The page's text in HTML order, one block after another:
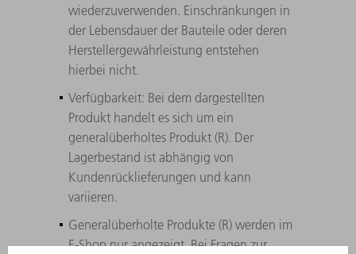
wiederzuverwenden. Einschränkungen in
der Lebensdauer der Bauteile oder deren
Herstellergewährleistung entstehen
hierbei nicht.
Verfügbarkeit: Bei dem dargestellten
Produkt handelt es sich um ein
generalüberholtes Produkt (R). Der
Lagerbestand ist abhängig von
Kundenrücklieferungen und kann
variieren.
Generalüberholte Produkte (R) werden im
E-Shop nur angezeigt. Bei Fragen zur